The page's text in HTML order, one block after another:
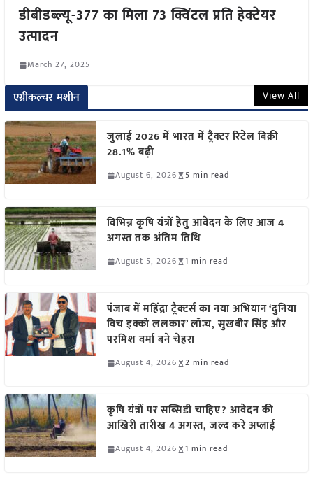
डीबीडब्ल्यू-377 का मिला 73 क्विंटल प्रति हेक्टेयर
उत्पादन
March 27, 2025
एग्रीकल्चर मशीन View All
जुलाई 2026 में भारत में ट्रैक्टर रिटेल बिक्री
28.1% बढ़ी
August 6, 2026 5 min read
विभिन्न कृषि यंत्रों हेतु आवेदन के लिए आज 4
अगस्त तक अंतिम तिथि
August 5, 2026 1 min read
पंजाब में महिंद्रा ट्रैक्टर्स का नया अभियान ‘दुनिया
विच इक्को ललकार’ लॉन्च, सुखबीर सिंह और
परमिश वर्मा बने चेहरा
August 4, 2026 2 min read
कृषि यंत्रों पर सब्सिडी चाहिए? आवेदन की
आखिरी तारीख 4 अगस्त, जल्द करें अप्लाई
August 4, 2026 1 min read